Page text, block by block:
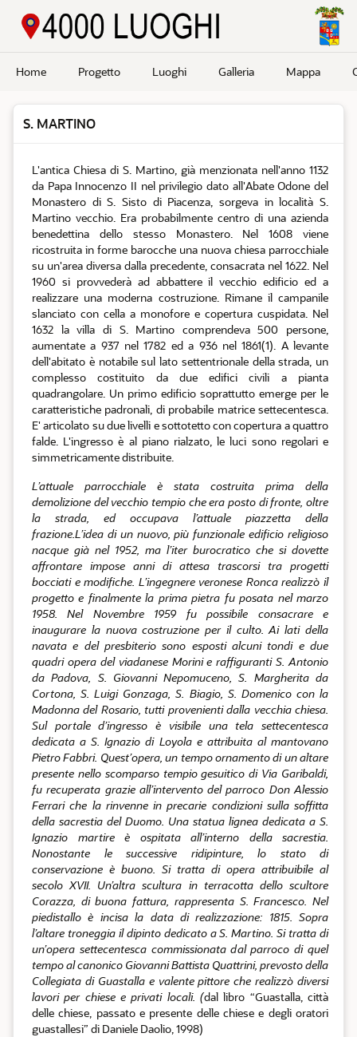
Home Progetto Luoghi Galleria Mappa
S. MARTINO
L'antica Chiesa di S. Martino, già menzionata nell'anno 1132
da Papa Innocenzo II nel privilegio dato all'Abate Odone del
Monastero di S. Sisto di Piacenza, sorgeva in località S.
Martino vecchio. Era probabilmente centro di una azienda
benedettina dello stesso Monastero. Nel 1608 viene
ricostruita in forme barocche una nuova chiesa parrocchiale
su un'area diversa dalla precedente, consacrata nel 1622. Nel
1960 si provvederà ad abbattere il vecchio edificio ed a
realizzare una moderna costruzione. Rimane il campanile
slanciato con cella a monofore e copertura cuspidata. Nel
1632 la villa di S. Martino comprendeva 500 persone,
aumentate a 937 nel 1782 ed a 936 nel 1861(1). A levante
dell'abitato è notabile sul lato settentrionale della strada, un
complesso costituito da due edifici civili a pianta
quadrangolare. Un primo edificio soprattutto emerge per le
caratteristiche padronali, di probabile matrice settecentesca.
E' articolato su due livelli e sottotetto con copertura a quattro
falde. L'ingresso è al piano rialzato, le luci sono regolari e
simmetricamente distribuite.
L’attuale parrocchiale è stata costruita prima della
demolizione del vecchio tempio che era posto di fronte, oltre
la strada, ed occupava l’attuale piazzetta della
frazione.L’idea di un nuovo, più funzionale edificio religioso
nacque già nel 1952, ma l’iter burocratico che si dovette
affrontare impose anni di attesa trascorsi tra progetti
bocciati e modifiche. L’ingegnere veronese Ronca realizzò il
progetto e finalmente la prima pietra fu posata nel marzo
1958. Nel Novembre 1959 fu possibile consacrare e
inaugurare la nuova costruzione per il culto. Ai lati della
navata e del presbiterio sono esposti alcuni tondi e due
quadri opera del viadanese Morini e raffiguranti S. Antonio
da Padova, S. Giovanni Nepomuceno, S. Margherita da
Cortona, S. Luigi Gonzaga, S. Biagio, S. Domenico con la
Madonna del Rosario, tutti provenienti dalla vecchia chiesa.
Sul portale d’ingresso è visibile una tela settecentesca
dedicata a S. Ignazio di Loyola e attribuita al mantovano
Pietro Fabbri. Quest’opera, un tempo ornamento di un altare
presente nello scomparso tempio gesuitico di Via Garibaldi,
fu recuperata grazie all’intervento del parroco Don Alessio
Ferrari che la rinvenne in precarie condizioni sulla soffitta
della sacrestia del Duomo. Una statua lignea dedicata a S.
Ignazio martire è ospitata all’interno della sacrestia.
Nonostante le successive ridipinture, lo stato di
conservazione è buono. Si tratta di opera attribuibile al
secolo XVII. Un’altra scultura in terracotta dello scultore
Corazza, di buona fattura, rappresenta S. Francesco. Nel
piedistallo è incisa la data di realizzazione: 1815. Sopra
l’altare troneggia il dipinto dedicato a S. Martino. Si tratta di
un’opera settecentesca commissionata dal parroco di quel
tempo al canonico Giovanni Battista Quattrini, prevosto della
Collegiata di Guastalla e valente pittore che realizzò diversi
lavori per chiese e privati locali. (dal libro “Guastalla, città
delle chiese, passato e presente delle chiese e degli oratori
guastallesi” di Daniele Daolio, 1998)